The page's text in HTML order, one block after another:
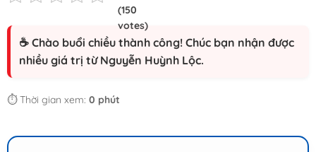
☕ Chào buổi chiều thành công! Chúc bạn nhận được
nhiều giá trị từ Nguyễn Huỳnh Lộc.
⏱️ Thời gian xem: 0 phút